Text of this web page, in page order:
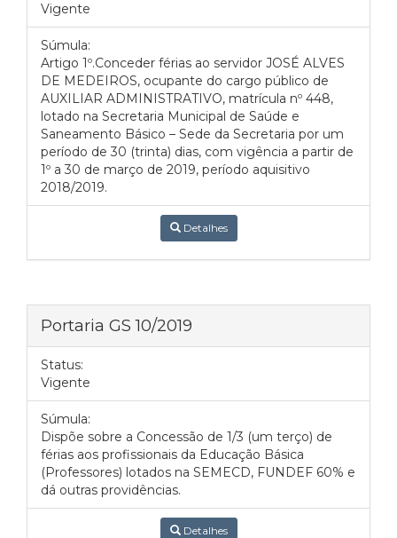
Vigente
Súmula:
Artigo 1º.Conceder férias ao servidor JOSÉ ALVES
DE MEDEIROS, ocupante do cargo público de
AUXILIAR ADMINISTRATIVO, matrícula nº 448,
lotado na Secretaria Municipal de Saúde e
Saneamento Básico – Sede da Secretaria por um
período de 30 (trinta) dias, com vigência a partir de
1º a 30 de março de 2019, período aquisitivo
2018/2019.
Detalhes
Portaria GS 10/2019
Status:
Vigente
Súmula:
Dispõe sobre a Concessão de 1/3 (um terço) de
férias aos profissionais da Educação Básica
(Professores) lotados na SEMECD, FUNDEF 60% e
dá outras providências.
Detalhes